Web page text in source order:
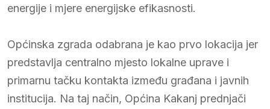
energije i mjere energijske efikasnosti.
Općinska zgrada odabrana je kao prvo lokacija jer
predstavlja centralno mjesto lokalne uprave i
primarnu tačku kontakta između građana i javnih
institucija. Na taj način, Općina Kakanj prednjači